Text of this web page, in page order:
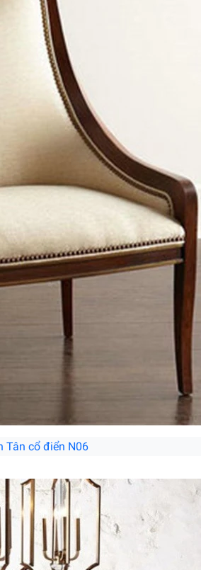
Tân cổ điển N06